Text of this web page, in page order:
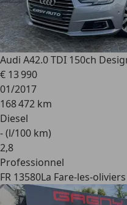
Audi A42.0 TDI 150ch
€ 13 990
01/2017
168 472 km
Diesel
- (l/100 km)
2,8
Professionnel
FR 13580La Fare-les-oliviers